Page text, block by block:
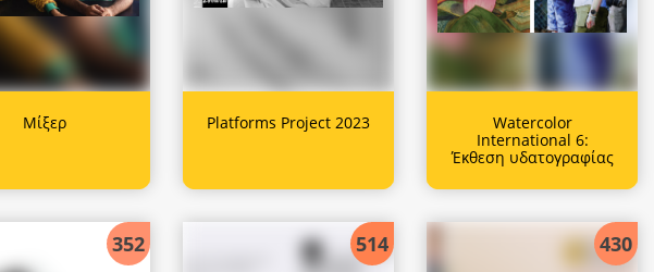
Μίξερ Platforms Project 2023
Watercolor
International 6:
Έκθεση υδατογραφίας
352 514 430